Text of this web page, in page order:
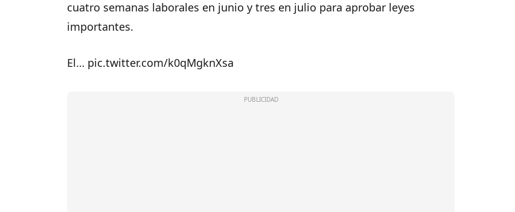
cuatro semanas laborales en junio y tres en julio para aprobar leyes
importantes.
El… pic.twitter.com/k0qMgknXsa